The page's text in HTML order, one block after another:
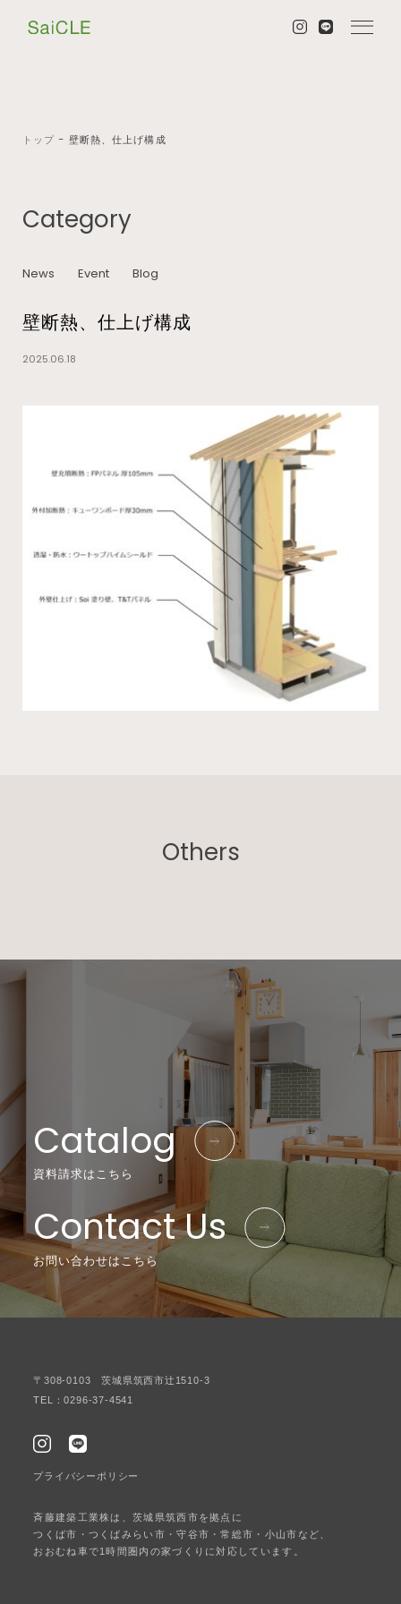
トップ − 壁断熱、仕上げ構成
Category
News Event Blog
壁断熱、仕上げ構成
2025.06.18
Others
Catalog
資料請求はこちら
Contact Us
お問い合わせはこちら
〒308-0103 茨城県筑西市辻1510-3
TEL：0296-37-4541
プライバシーポリシー
斉藤建築工業株は、茨城県筑西市を拠点に
つくば市・つくばみらい市・守谷市・常総市・小山市など、
おおむね車で1時間圏内の家づくりに対応しています。